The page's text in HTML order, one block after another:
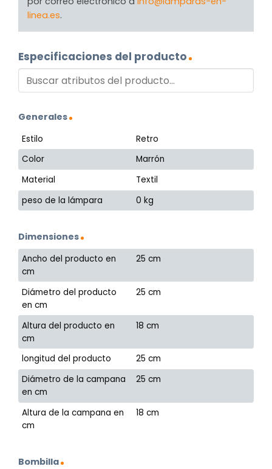
linea.es.
Especificaciones del producto
Generales
Estilo
Retro
Color
Marrón
Material
Textil
peso de la lámpara
0 kg
Dimensiones
Ancho del producto en
cm
25 cm
Diámetro del producto
en cm
25 cm
Altura del producto en
cm
18 cm
longitud del producto
25 cm
Diámetro de la campana
en cm
25 cm
Altura de la campana en
cm
18 cm
Bombilla